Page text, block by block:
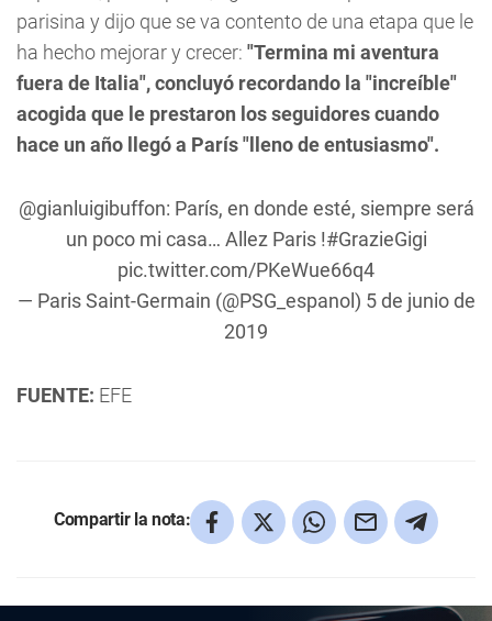
parisina y dijo que se va contento de una etapa que le
ha hecho mejorar y crecer: "Termina mi aventura
fuera de Italia", concluyó recordando la "increíble"
acogida que le prestaron los seguidores cuando
hace un año llegó a París "lleno de entusiasmo".
@gianluigibuffon: París, en donde esté, siempre será
un poco mi casa… Allez Paris !#GrazieGigi
pic.twitter.com/PKeWue66q4
— Paris Saint-Germain (@PSG_espanol) 5 de junio de
2019
FUENTE: EFE
Compartir la nota: